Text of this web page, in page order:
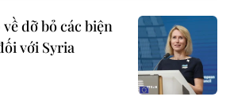
dỡ bỏ các biện
với Syria